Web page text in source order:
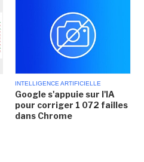
INTELLIGENCE ARTIFICIELLE
Google s'appuie sur l'IA
pour corriger 1 072 failles
dans Chrome